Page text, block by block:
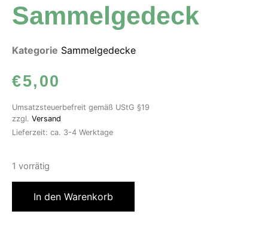
Sammelgedeck
Kategorie Sammelgedecke
€5,00
Umsatzsteuerbefreit gemäß UStG §19
zzgl. Versand
Lieferzeit: ca. 3-4 Werktage
1 vorrätig
In den Warenkorb